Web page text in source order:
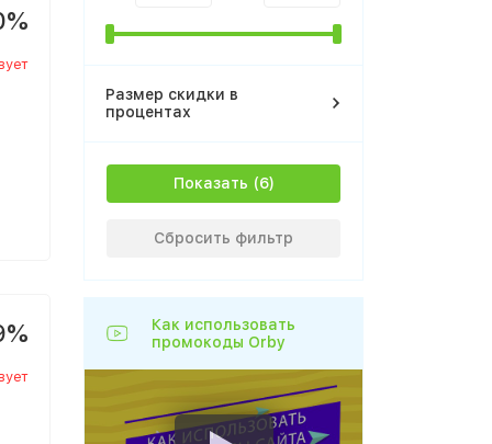
Размер скидки в
процентах
Показать
Сбросить фильтр
Как использовать
промокоды Orby